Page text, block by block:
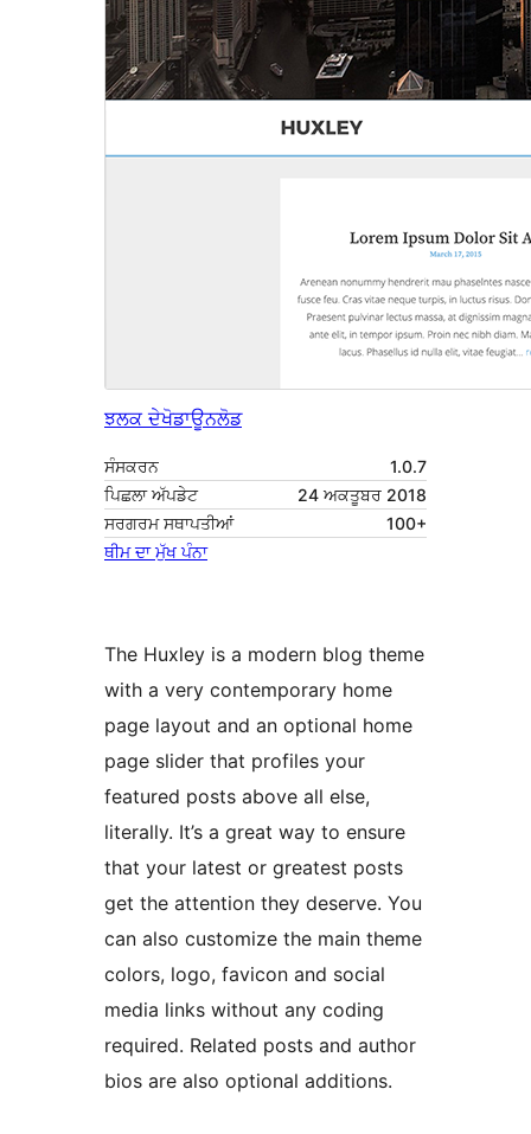
ਝਲਕ ਦੇਖੋਡਾਊਨਲੋਡ
ਸੰਸਕਰਨ
1.0.7
ਪਿਛਲਾ ਅੱਪਡੇਟ
24 ਅਕਤੂਬਰ 2018
ਸਰਗਰਮ ਸਥਾਪਤੀਆਂ
100+
ਥੀਮ ਦਾ ਮੁੱਖ ਪੰਨਾ
The Huxley is a modern blog theme
with a very contemporary home
page layout and an optional home
page slider that profiles your
featured posts above all else,
literally. It’s a great way to ensure
that your latest or greatest posts
get the attention they deserve. You
can also customize the main theme
colors, logo, favicon and social
media links without any coding
required. Related posts and author
bios are also optional additions.